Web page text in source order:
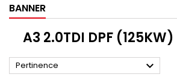
BANNER
A3 2.0TDI DPF
Pertinence 